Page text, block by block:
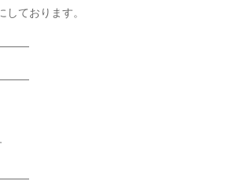
ております。